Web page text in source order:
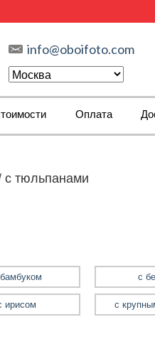
info@oboifoto.com
Оплата
с тюльпанами
с
ирисом с